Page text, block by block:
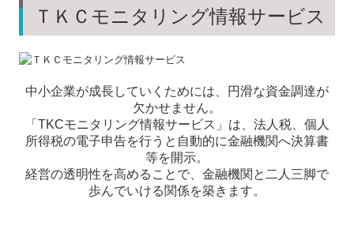
交通案内
サービス紹介
年末調整
業務案内
ＴＫＣモニタリング情報サービス
中小企業が成長していくためには、円滑な資金調達が
欠かせません。
「TKCモニタリング情報サービス」は、 法人税、個人
所得税の電子申告を行うと自動的に金融機関へ決算書
等を開示。
経営の透明性を高めることで、金融機関と二人三脚で
歩んでいける関係を築きます。